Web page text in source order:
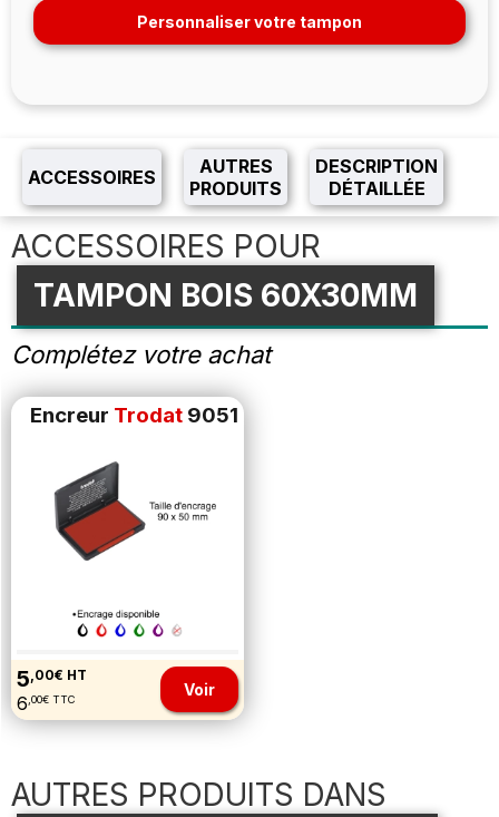
Personnaliser votre tampon
ACCESSOIRES
AUTRES
PRODUITS
DESCRIPTION
DÉTAILLÉE
ACCESSOIRES POUR
TAMPON BOIS 60X30MM
Complétez votre achat
Encreur Trodat 9051
5,00€ HT
6 ,00€ TTC Voir
AUTRES PRODUITS DANS